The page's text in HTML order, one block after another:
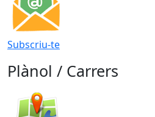
Subscriu-te
Plànol / Carrers